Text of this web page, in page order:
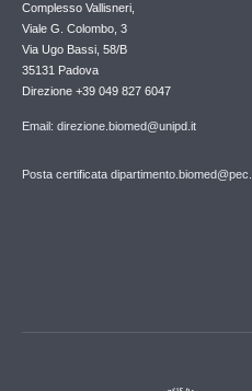
Complesso Vallisneri,
Viale G. Colombo, 3
Via Ugo Bassi, 58/B
35131 Padova
Direzione +39 049 827 6047
Email: direzione.biomed@unipd.it
Posta certificata